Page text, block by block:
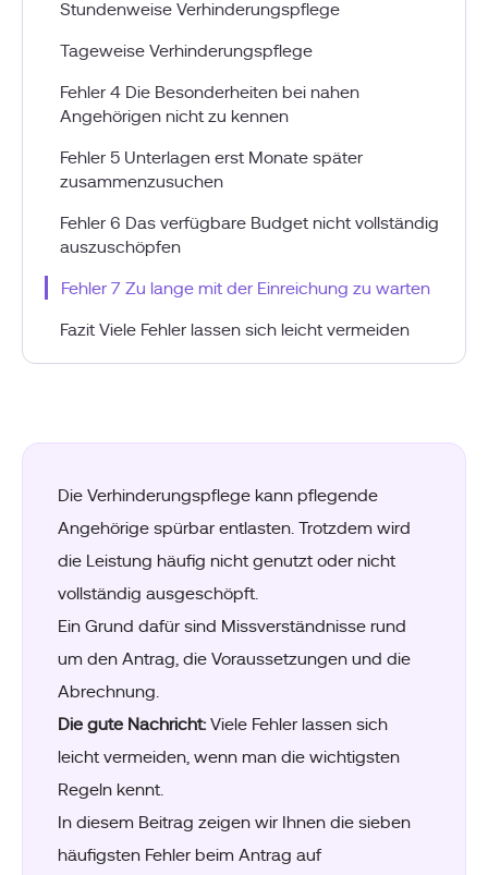
Die Verhinderungspflege kann pflegende
Angehörige spürbar entlasten. Trotzdem wird
die Leistung häufig nicht genutzt oder nicht
vollständig ausgeschöpft.
Ein Grund dafür sind Missverständnisse rund
um den Antrag, die Voraussetzungen und die
Abrechnung.
Die gute Nachricht: Viele Fehler lassen sich
leicht vermeiden, wenn man die wichtigsten
Regeln kennt.
In diesem Beitrag zeigen wir Ihnen die sieben
häufigsten Fehler beim Antrag auf
Stundenweise Verhinderungspflege
Tageweise Verhinderungspflege
Fehler 4 Die Besonderheiten bei nahen
Angehörigen nicht zu kennen
Fehler 5 Unterlagen erst Monate später
zusammenzusuchen
Fehler 6 Das verfügbare Budget nicht vollständig
auszuschöpfen
Fehler 7 Zu lange mit der Einreichung zu warten
Fazit Viele Fehler lassen sich leicht vermeiden